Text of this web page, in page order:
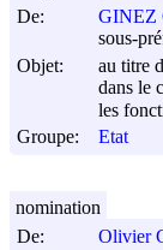
De:
GINEZ
sous-
Objet:
au titre
dans le
les
Groupe:
Etat
De:
Olivier
nomination